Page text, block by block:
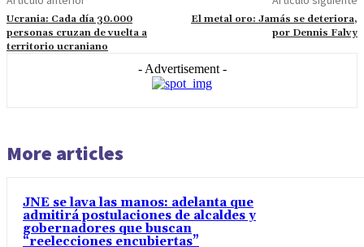
Ucrania: Cada día 30.000
personas cruzan de vuelta a
territorio ucraniano
El metal oro: Jamás se deteriora,
por Dennis Falvy
- Advertisement -
More articles
JNE se lava las manos: adelanta que
admitirá postulaciones de alcaldes y
gobernadores que buscan
“reelecciones encubiertas”